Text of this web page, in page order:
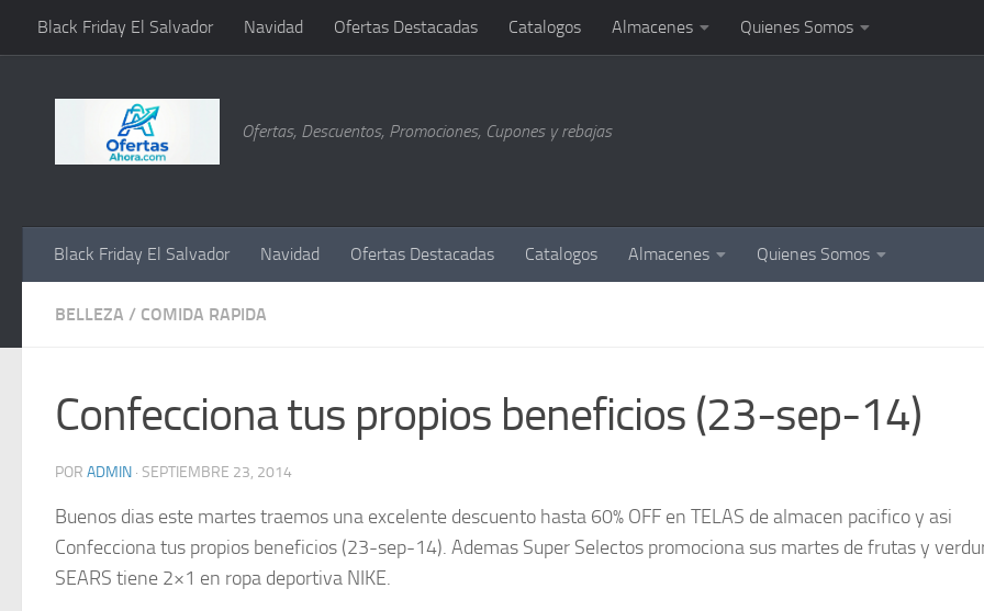
Saltar al contenido
Black Friday El Salvador Navidad Ofertas Destacadas Catalogos Almacenes Quienes Somos
Ofertas, Descuentos, Promociones, Cupones y rebajas
Black Friday El Salvador Navidad Ofertas Destacadas Catalogos Almacenes Quienes Somos
BELLEZA / COMIDA RAPIDA
Confecciona tus propios beneficios (23-sep-14)
POR ADMIN · SEPTIEMBRE 23, 2014
Buenos dias este martes traemos una excelente descuento hasta 60% OFF en TELAS de almacen pacifico y asi
Confecciona tus propios beneficios (23-sep-14). Ademas Super Selectos promociona sus martes de frutas y
SEARS tiene 2×1 en ropa deportiva NIKE.